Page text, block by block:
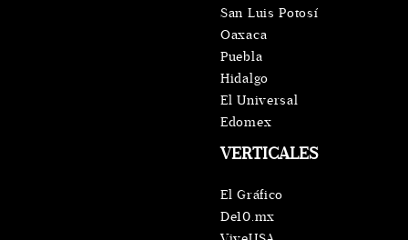
VERTICALES
El Gráfico
De10.mx
San Luis Potosí
Oaxaca
Puebla
Hidalgo
El Universal
Edomex